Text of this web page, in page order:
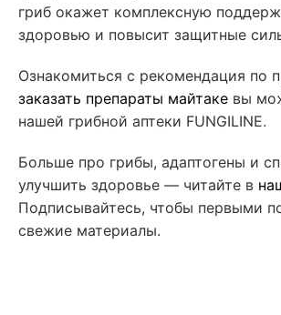
гриб окажет комплексную
здоровью и повысит защитные
Ознакомиться с рекомендация по
заказать препараты майтаке вы
нашей грибной аптеки FUNGILINE.
Больше про грибы, адаптогены и
улучшить здоровье — читайте в
Подписывайтесь, чтобы первыми
свежие материалы.